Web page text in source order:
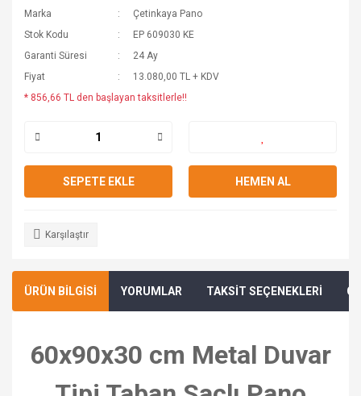
Marka
Çetinkaya Pano
Stok Kodu
EP 609030 KE
Garanti Süresi
24 Ay
Fiyat
13.080,00 TL + KDV
* 856,66 TL den başlayan taksitlerle!!
SEPETE EKLE HEMEN AL
Karşılaştır
ÜRÜN BİLGİSİ YORUMLAR TAKSİT SEÇENEKLERİ
60x90x30 cm Metal Duvar